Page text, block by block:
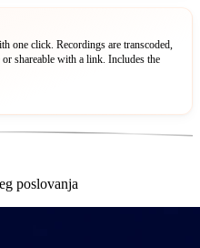
one click. Recordings are transcoded,
shareable with a link. Includes the
poslovanja